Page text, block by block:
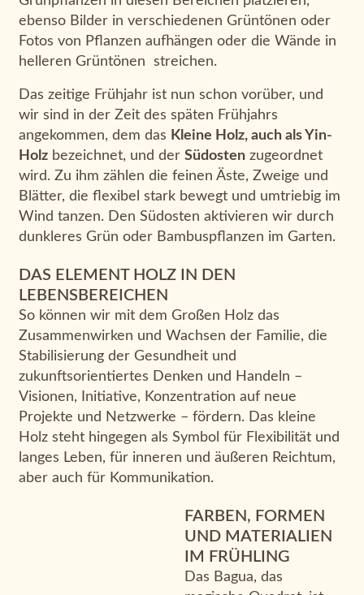
ebenso Bilder in verschiedenen Grüntönen oder
Fotos von Pflanzen aufhängen oder die Wände in
helleren Grüntönen streichen.
Das zeitige Frühjahr ist nun schon vorüber, und
wir sind in der Zeit des späten Frühjahrs
angekommen, dem das Kleine Holz, auch als Yin-
Holz bezeichnet, und der Südosten zugeordnet
wird. Zu ihm zählen die feinen Äste, Zweige und
Blätter, die flexibel stark bewegt und umtriebig im
Wind tanzen. Den Südosten aktivieren wir durch
dunkleres Grün oder Bambuspflanzen im Garten.
DAS ELEMENT HOLZ IN DEN
LEBENSBEREICHEN
So können wir mit dem Großen Holz das
Zusammenwirken und Wachsen der Familie, die
Stabilisierung der Gesundheit und
zukunftsorientiertes Denken und Handeln –
Visionen, Initiative, Konzentration auf neue
Projekte und Netzwerke – fördern. Das kleine
Holz steht hingegen als Symbol für Flexibilität und
langes Leben, für inneren und äußeren Reichtum,
aber auch für Kommunikation.
FARBEN, FORMEN
UND MATERIALIEN
IM FRÜHLING
Das Bagua, das